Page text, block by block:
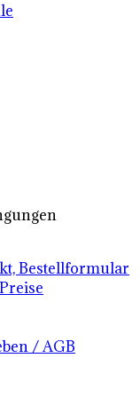
Bestellformular
/ AGB